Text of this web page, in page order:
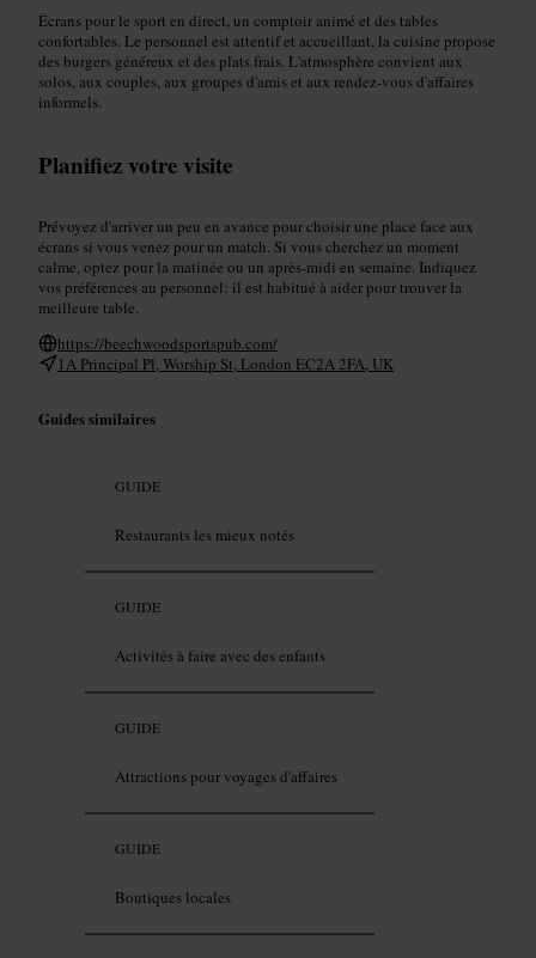
Écrans pour le sport en direct, un comptoir animé et des tables
confortables. Le personnel est attentif et accueillant, la cuisine propose
des burgers généreux et des plats frais. L'atmosphère convient aux
solos, aux couples, aux groupes d'amis et aux rendez-vous d'affaires
informels.
Planifiez votre visite
Prévoyez d'arriver un peu en avance pour choisir une place face aux
écrans si vous venez pour un match. Si vous cherchez un moment
calme, optez pour la matinée ou un après‑midi en semaine. Indiquez
vos préférences au personnel: il est habitué à aider pour trouver la
meilleure table.
https://beechwoodsportspub.com/
1A Principal Pl, Worship St, London EC2A 2FA, UK
Guides similaires
GUIDE
Restaurants les mieux notés
GUIDE
Activités à faire avec des enfants
GUIDE
Attractions pour voyages d'affaires
GUIDE
Boutiques locales